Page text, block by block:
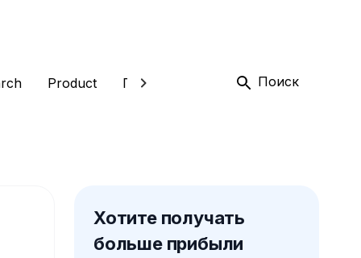
Product Глоссарий Трейдинг
Поиск
Хотите получать
больше прибыли